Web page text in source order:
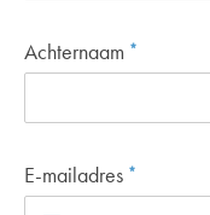
Achternaam *
E-mailadres *